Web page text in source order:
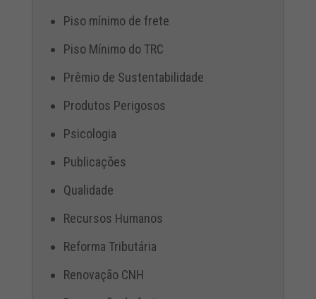
Piso mínimo de frete
Piso Mínimo do TRC
Prêmio de Sustentabilidade
Produtos Perigosos
Psicologia
Publicações
Qualidade
Recursos Humanos
Reforma Tributária
Renovação CNH